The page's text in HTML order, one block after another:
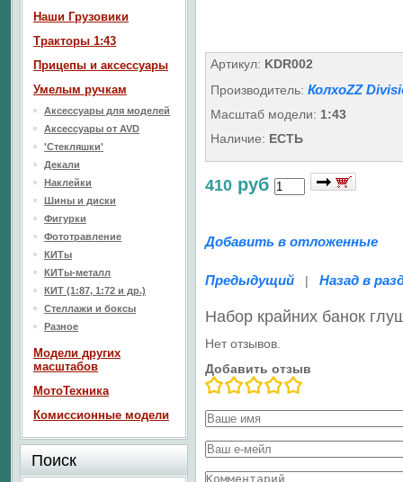
Артикул: KDR002
Производитель: КолхоZZ
Масштаб модели: 1:43
Наличие: ЕСТЬ
410 руб
Добавить в отложенные
Предыдущий | Назад в
Набор крайних банок
Нет отзывов.
Добавить отзыв
Наши Грузовики
Тракторы 1:43
Прицепы и аксессуары
Умелым ручкам
Аксессуары для моделей
Аксессуары от AVD
'Стекляшки'
Декали
Наклейки
Шины и диски
Фигурки
Фототравление
КИТы
КИТы-металл
КИТ (1:87, 1:72 и др.)
Стеллажи и боксы
Разное
Модели других
масштабов
МотоТехника
Комиссионные модели
Поиск